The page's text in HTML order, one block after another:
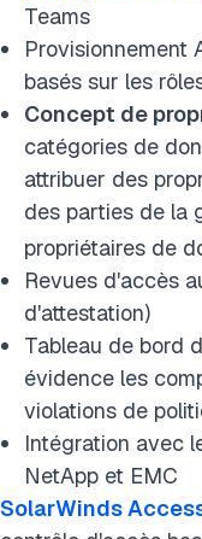
Teams
Provisionnement
basés sur les
Concept de
catégories de
attribuer des
des parties de la
propriétaires de
Revues d'accès
d'attestation)
Tableau de bord
évidence les
violations de
Intégration avec
NetApp et EMC
SolarWinds